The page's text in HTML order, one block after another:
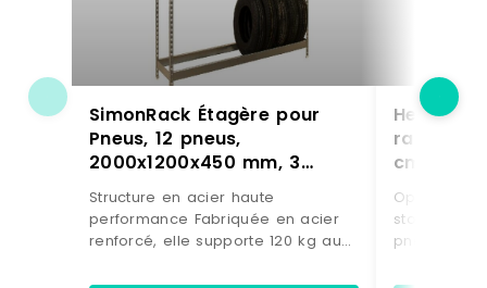
SimonRack Étagère pour
Pneus, 12 pneus,
2000x1200x450 mm, 3
niveaux, Galvanisé –
Simonauto – argenté métal
8435104986196
Structure en acier haute
performance Fabriquée en acier
renforcé, elle supporte 120 kg au
cm
MDF gris
Bois
Optimisez
stockage
pneus